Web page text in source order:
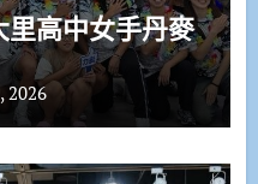
高中女手丹麥
2026